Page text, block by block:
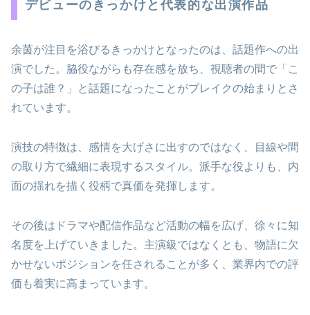
デビューのきっかけと代表的な出演作品
余茵が注目を浴びるきっかけとなったのは、話題作への出
演でした。脇役ながらも存在感を放ち、視聴者の間で「こ
の子は誰？」と話題になったことがブレイクの始まりとさ
れています。
演技の特徴は、感情を大げさに出すのではなく、目線や間
の取り方で繊細に表現するスタイル。派手な役よりも、内
面の揺れを描く役柄で真価を発揮します。
その後はドラマや配信作品など活動の幅を広げ、徐々に知
名度を上げていきました。主演級ではなくとも、物語に欠
かせないポジションを任されることが多く、業界内での評
価も着実に高まっています。